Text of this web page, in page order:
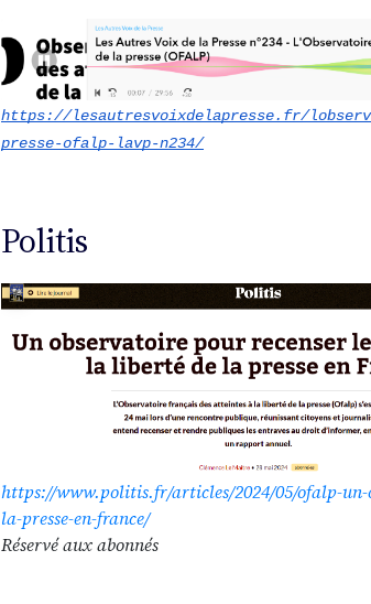
https://lesautresvoixdelapresse.fr/
presse-ofalp-lavp-n234/
Politis
https://www.politis.fr/articles/2024/05/ofalp-
la-presse-en-france/
Réservé aux abonnés